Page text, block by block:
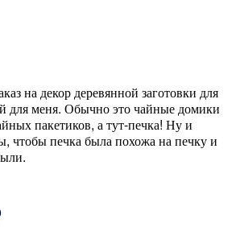
на декор деревянной заготовки для
для меня. Обычно это чайные домики
пакетиков, а тут-печка! Ну и
чтобы печка была похожа на печку и